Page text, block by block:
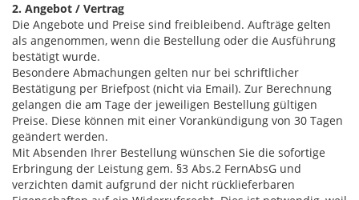
2. Angebot / Vertrag
Die Angebote und Preise sind freibleibend. Aufträge gelten
als angenommen, wenn die Bestellung oder die Ausführung
bestätigt wurde.
Besondere Abmachungen gelten nur bei schriftlicher
Bestätigung per Briefpost (nicht via Email). Zur Berechnung
gelangen die am Tage der jeweiligen Bestellung gültigen
Preise. Diese können mit einer Vorankündigung von 30 Tagen
geändert werden.
Mit Absenden Ihrer Bestellung wünschen Sie die sofortige
Erbringung der Leistung gem. §3 Abs.2 FernAbsG und
verzichten damit aufgrund der nicht rücklieferbaren